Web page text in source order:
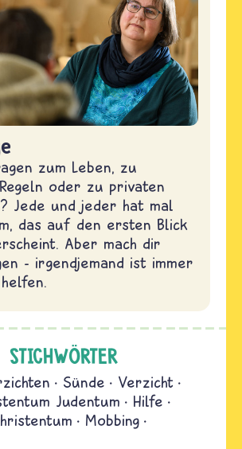
zum Leben, zu
oder zu privaten
Jede und jeder hat mal
das auf den ersten Blick
Aber mach dir
- irgendjemand ist immer
STICHWÖRTER
Sünde
Verzicht
Judentum
Hilfe
Mobbing